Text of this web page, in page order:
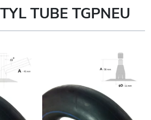
TUBE TGPNEU